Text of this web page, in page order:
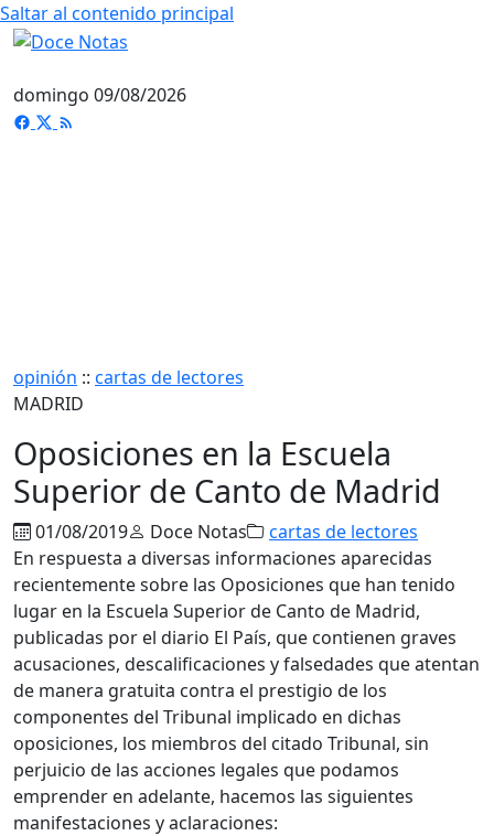
Saltar al contenido principal
domingo 09/08/2026
opinión :: cartas de lectores
MADRID
Oposiciones en la Escuela
Superior de Canto de Madrid
01/08/2019 Doce Notas
cartas de lectores
En respuesta a diversas informaciones aparecidas
recientemente sobre las Oposiciones que han tenido
lugar en la Escuela Superior de Canto de Madrid,
publicadas por el diario El País, que contienen graves
acusaciones, descalificaciones y falsedades que atentan
de manera gratuita contra el prestigio de los
componentes del Tribunal implicado en dichas
oposiciones, los miembros del citado Tribunal, sin
perjuicio de las acciones legales que podamos
emprender en adelante, hacemos las siguientes
manifestaciones y aclaraciones: